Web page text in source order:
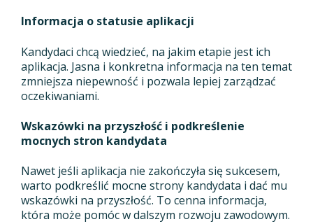
Informacja o statusie aplikacji
Kandydaci chcą wiedzieć, na jakim etapie jest ich
aplikacja. Jasna i konkretna informacja na ten temat
zmniejsza niepewność i pozwala lepiej zarządzać
oczekiwaniami.
Wskazówki na przyszłość i podkreślenie
mocnych stron kandydata
Nawet jeśli aplikacja nie zakończyła się sukcesem,
warto podkreślić mocne strony kandydata i dać mu
wskazówki na przyszłość. To cenna informacja,
która może pomóc w dalszym rozwoju zawodowym.